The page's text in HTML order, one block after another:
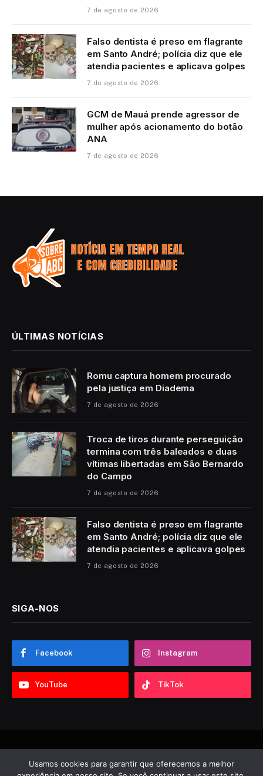
7 de agosto de 2026
Falso dentista é preso em flagrante
em Santo André; polícia diz que ele
atendia pacientes e aplicava golpes
7 de agosto de 2026
GCM de Mauá prende agressor de
mulher após acionamento do botão
ANA
7 de agosto de 2026
ÚLTIMAS NOTÍCIAS
Romu captura homem procurado
pela justiça em Diadema
7 de agosto de 2026
Troca de tiros durante perseguição
termina com três baleados e duas
vítimas libertadas em São Bernardo
do Campo
7 de agosto de 2026
Falso dentista é preso em flagrante
em Santo André; polícia diz que ele
atendia pacientes e aplicava golpes
7 de agosto de 2026
SIGA-NOS
Facebook Instagram
YouTube TikTok
© 2026 Sobre ABC. Desenvolvido por Tooncadilhos
Usamos cookies para garantir que oferecemos a melhor